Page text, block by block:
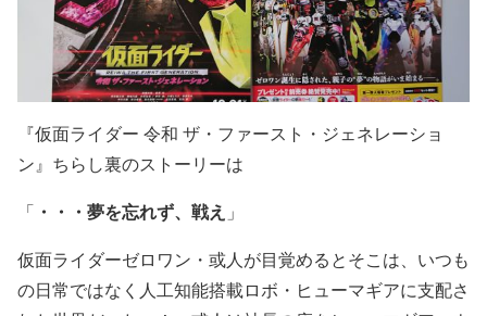
『仮面ライダー 令和 ザ・ファースト・ジェネレーショ
ン』ちらし裏のストーリーは
「 ・・・夢を忘れず、戦え 」
仮面ライダーゼロワン・或人が目覚めるとそこは、いつも
の日常ではなく人工知能搭載ロボ・ヒューマギアに支配さ